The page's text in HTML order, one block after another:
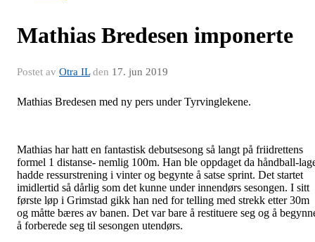
Mathias Bredesen imponerte
Postet av Otra ILden 17. jun 2019
Mathias Bredesen med ny pers under Tyrvinglekene.
Mathias har hatt en fantastisk debutsesong så langt på friidrettens
formel 1 distanse- nemlig 100m. Han ble oppdaget da håndball-
hadde ressurstrening i vinter og begynte å satse sprint. Det startet
imidlertid så dårlig som det kunne under innendørs sesongen. I sitt
første løp i Grimstad gikk han ned for telling med strekk etter 30m
og måtte bæres av banen. Det var bare å restituere seg og å
å forberede seg til sesongen utendørs.